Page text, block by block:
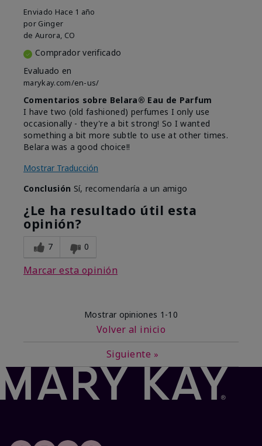
Enviado Hace 1 año
por Ginger
de Aurora, CO
Comprador verificado
Evaluado en
marykay.com/en-us/
Comentarios sobre Belara® Eau de Parfum
I have two (old fashioned) perfumes I only use
occasionally - they're a bit strong! So I wanted
something a bit more subtle to use at other times.
Belara was a good choice!!
Mostrar Traducción
Conclusión Sí, recomendaría a un amigo
¿Le ha resultado útil esta
opinión?
7 0
Marcar esta opinión
Mostrar opiniones 1-10
Volver al inicio
Siguiente »